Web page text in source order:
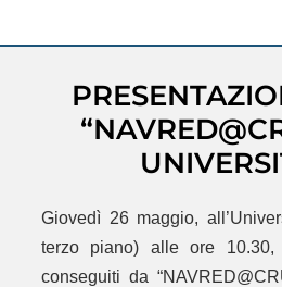
Giovedì 26 maggio,
terzo piano) alle ore
conseguiti da